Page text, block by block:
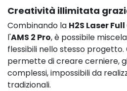
Creatività illimitata
Combinando la H2S Laser
l'AMS 2 Pro, è possibile
flessibili nello stesso
permette di creare cerniere,
complessi, impossibili da
tradizionali.